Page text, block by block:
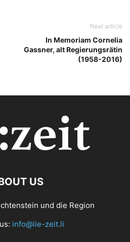
Next article
In Memoriam Cornelia
Gassner, alt Regierungsrätin
(1958-2016)
US
und die Region
info@lie-zeit.li